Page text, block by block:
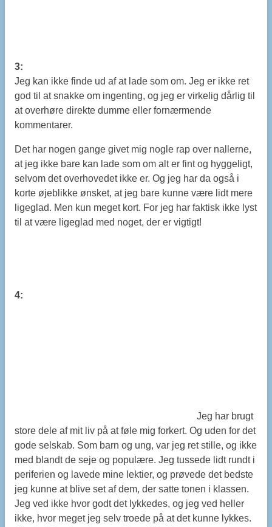
3:
Jeg kan ikke finde ud af at lade som om. Jeg er ikke ret
god til at snakke om ingenting, og jeg er virkelig dårlig til
at overhøre direkte dumme eller fornærmende
kommentarer.
Det har nogen gange givet mig nogle rap over nallerne,
at jeg ikke bare kan lade som om alt er fint og hyggeligt,
selvom det overhovedet ikke er. Og jeg har da også i
korte øjeblikke ønsket, at jeg bare kunne være lidt mere
ligeglad. Men kun meget kort. For jeg har faktisk ikke lyst
til at være ligeglad med noget, der er vigtigt!
4:
Jeg har brugt
store dele af mit liv på at føle mig forkert. Og uden for det
gode selskab. Som barn og ung, var jeg ret stille, og ikke
med blandt de seje og populære. Jeg tussede lidt rundt i
periferien og lavede mine lektier, og prøvede det bedste
jeg kunne at blive set af dem, der satte tonen i klassen.
Jeg ved ikke hvor godt det lykkedes, og jeg ved heller
ikke, hvor meget jeg selv troede på at det kunne lykkes.